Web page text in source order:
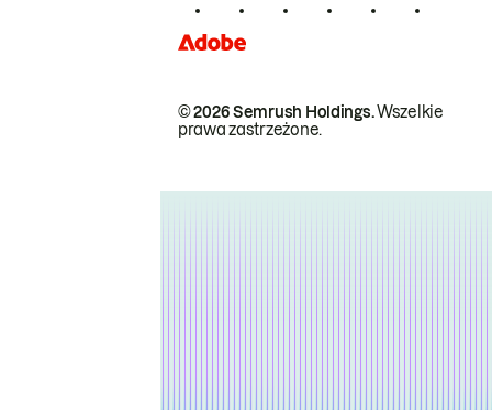
© 2026 Semrush Holdings.Wszelkie
prawa zastrzeżone.